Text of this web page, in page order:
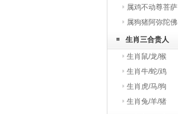
属鸡不动尊菩萨
属狗猪阿弥陀佛
生肖三合贵人
生肖鼠/龙/猴
生肖牛/蛇/鸡
生肖虎/马/狗
生肖兔/羊/猪